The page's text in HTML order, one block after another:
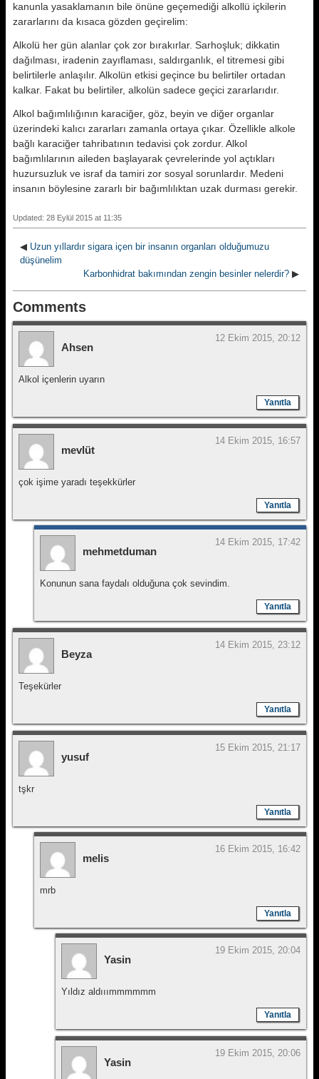
kanunla yasaklamanın bile önüne geçemediği alkollü içkilerin
zararlarını da kısaca gözden geçirelim:
Alkolü her gün alanlar çok zor bırakırlar. Sarhoşluk; dikkatin
dağılması, iradenin zayıflaması, saldırganlık, el titremesi gibi
belirtilerle anlaşılır. Alkolün etkisi geçince bu belirtiler ortadan
kalkar. Fakat bu belirtiler, alkolün sadece geçici zararlarıdır.
Alkol bağımlılığının karaciğer, göz, beyin ve diğer organlar
üzerindeki kalıcı zararları zamanla ortaya çıkar. Özellikle alkole
bağlı karaciğer tahribatının tedavisi çok zordur. Alkol
bağımlılarının aileden başlayarak çevrelerinde yol açtıkları
huzursuzluk ve israf da tamiri zor sosyal sorunlardır. Medeni
insanın böylesine zararlı bir bağımlılıktan uzak durması gerekir.
Updated: 28 Eylül 2015 at 11:35
◀ Uzun yıllardır sigara içen bir insanın organları olduğumuzu
düşünelim
Karbonhidrat bakımından zengin besinler nelerdir? ▶
Comments
Ahsen
12 Ekim 2015, 20:12
Alkol içenlerin uyarın
Yanıtla
mevlüt
14 Ekim 2015, 16:57
çok işime yaradı teşekkürler
Yanıtla
mehmetduman
14 Ekim 2015, 17:42
Konunun sana faydalı olduğuna çok sevindim.
Yanıtla
Beyza
14 Ekim 2015, 23:12
Teşekürler
Yanıtla
yusuf
15 Ekim 2015, 21:17
tşkr
Yanıtla
melis
16 Ekim 2015, 16:42
mrb
Yanıtla
Yasin
19 Ekim 2015, 20:04
Yıldız aldııımmmmmm
Yanıtla
Yasin
19 Ekim 2015, 20:06